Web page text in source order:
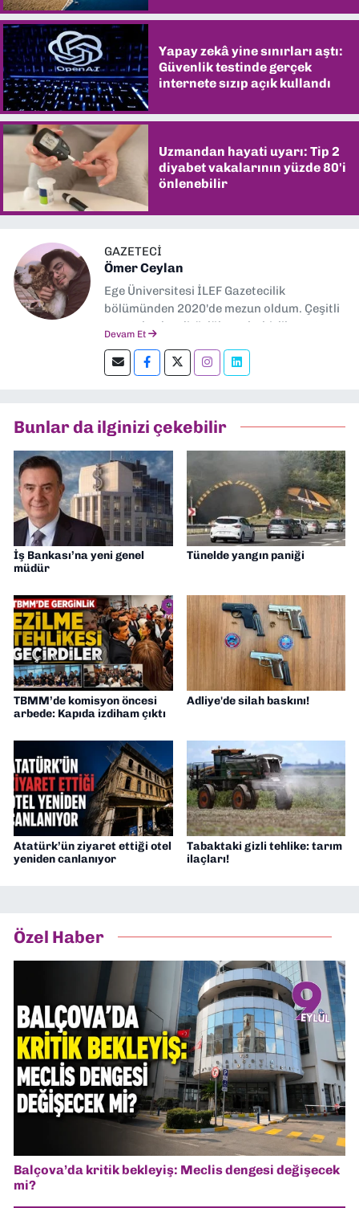
Yapay zekâ yine sınırları aştı:
Güvenlik testinde gerçek
internete sızıp açık kullandı
Uzmandan hayati uyarı: Tip 2
diyabet vakalarının yüzde 80'i
önlenebilir
GAZETECİ
Ömer Ceylan
Ege Üniversitesi İLEF Gazetecilik
bölümünden 2020'de mezun oldum. Çeşitli
gazetelerde editörlük, muhabirlik yaptım.
editörlük yapıyorum.
Devam Et
Bunlar da ilginizi çekebilir
İş Bankası’na yeni genel
müdür
Tünelde yangın paniği
TBMM’de komisyon öncesi
arbede: Kapıda izdiham çıktı
Adliye'de silah baskını!
Atatürk’ün ziyaret ettiği otel
yeniden canlanıyor
Tabaktaki gizli tehlike: tarım
ilaçları!
Özel Haber
Balçova’da kritik bekleyiş: Meclis dengesi değişecek
mi?